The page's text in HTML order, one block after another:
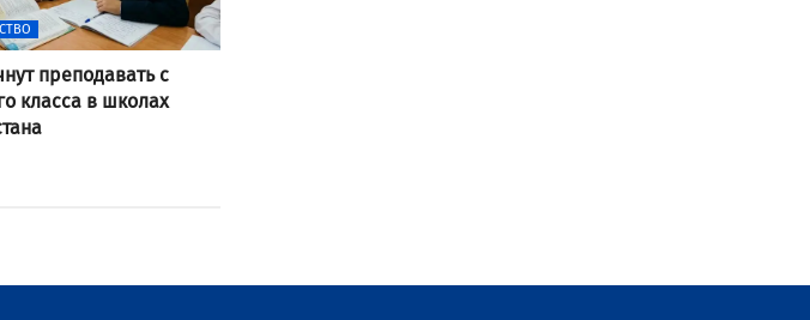
преподавать с
класса в школах